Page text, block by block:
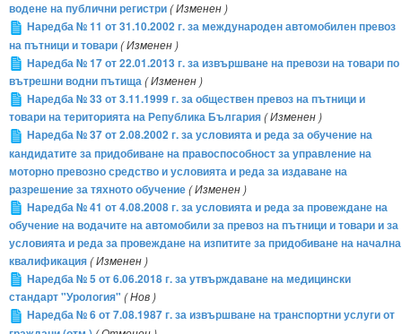
водене на публични регистри( Изменен )
Наредба № 11 от 31.10.2002 г. за международен автомобилен превоз
на пътници и товари( Изменен )
Наредба № 17 от 22.01.2013 г. за извършване на превози на товари по
вътрешни водни пътища( Изменен )
Наредба № 33 от 3.11.1999 г. за обществен превоз на пътници и
товари на територията на Република България( Изменен )
Наредба № 37 от 2.08.2002 г. за условията и реда за обучение на
кандидатите за придобиване на правоспособност за управление на
моторно превозно средство и условията и реда за издаване на
разрешение за тяхното обучение( Изменен )
Наредба № 41 от 4.08.2008 г. за условията и реда за провеждане на
обучение на водачите на автомобили за превоз на пътници и товари и за
условията и реда за провеждане на изпитите за придобиване на начална
квалификация( Изменен )
Наредба № 5 от 6.06.2018 г. за утвърждаване на медицински
стандарт "Урология" ( Нов )
Наредба № 6 от 7.08.1987 г. за извършване на транспортни услуги от